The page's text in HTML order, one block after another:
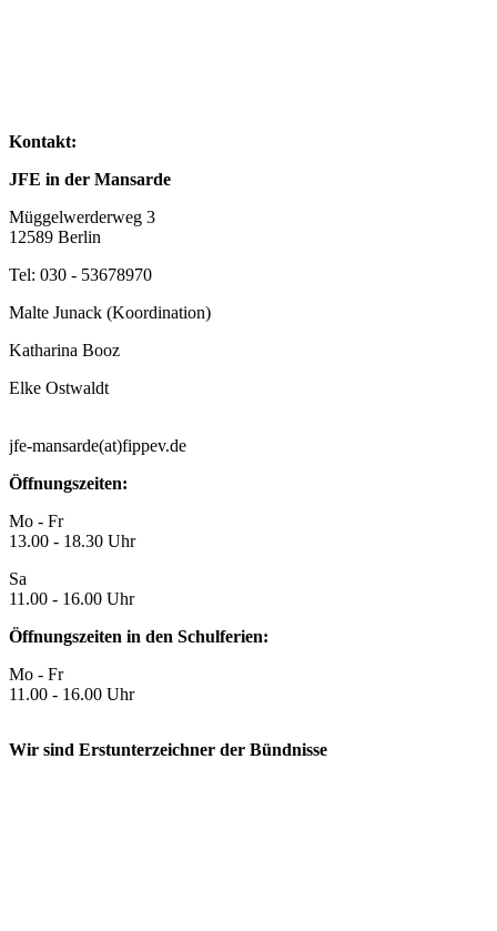
Kontakt:
JFE in der Mansarde
Müggelwerderweg 3
12589 Berlin
Tel: 030 - 53678970
Malte Junack (Koordination)
Katharina Booz
Elke Ostwaldt
jfe-mansarde(at)fippev.de
Öffnungszeiten:
Mo - Fr
13.00 - 18.30 Uhr
Sa
11.00 - 16.00 Uhr
Öffnungszeiten in den Schulferien:
Mo - Fr
11.00 - 16.00 Uhr
Wir sind Erstunterzeichner der Bündnisse